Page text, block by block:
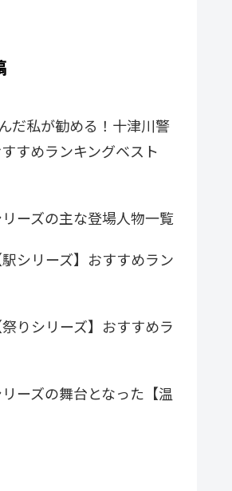
だ私が勧める！十津川警
すめランキングベスト
ーズの主な登場人物一覧
シリーズ】おすすめラン
りシリーズ】おすすめラ
ーズの舞台となった【温